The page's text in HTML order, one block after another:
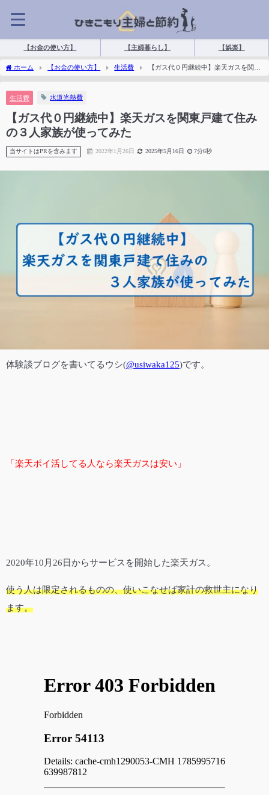
【お金の使い方】 【主婦暮らし】 【娯楽】
ホーム 【お金の使い方】 生活費
【ガス代０円継続中】楽天ガスを関東
生活費 水道光熱費
【ガス代０円継続中】楽天ガスを関東戸建て住み
の３人家族が使ってみた
当サイトはPRを含みます 2022年1月26日 2025年5月16日 7分6秒
体験談ブログを書いてるウシ(@usiwaka125)です。
「楽天ポイ活してる人なら楽天ガスは安い」
2020年10月26日からサービスを開始した楽天ガス。
使う人は限定されるものの、使いこなせば家計の救世主になり
ます。